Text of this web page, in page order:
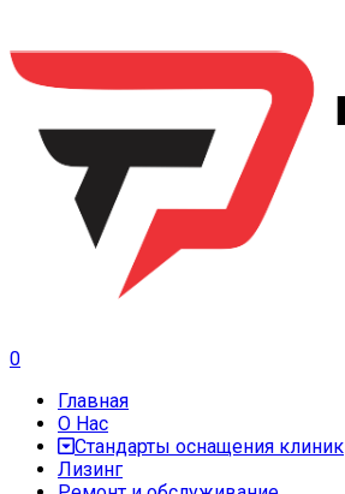
0
Главная
О Нас
Стандарты оснащения клиник
Лизинг